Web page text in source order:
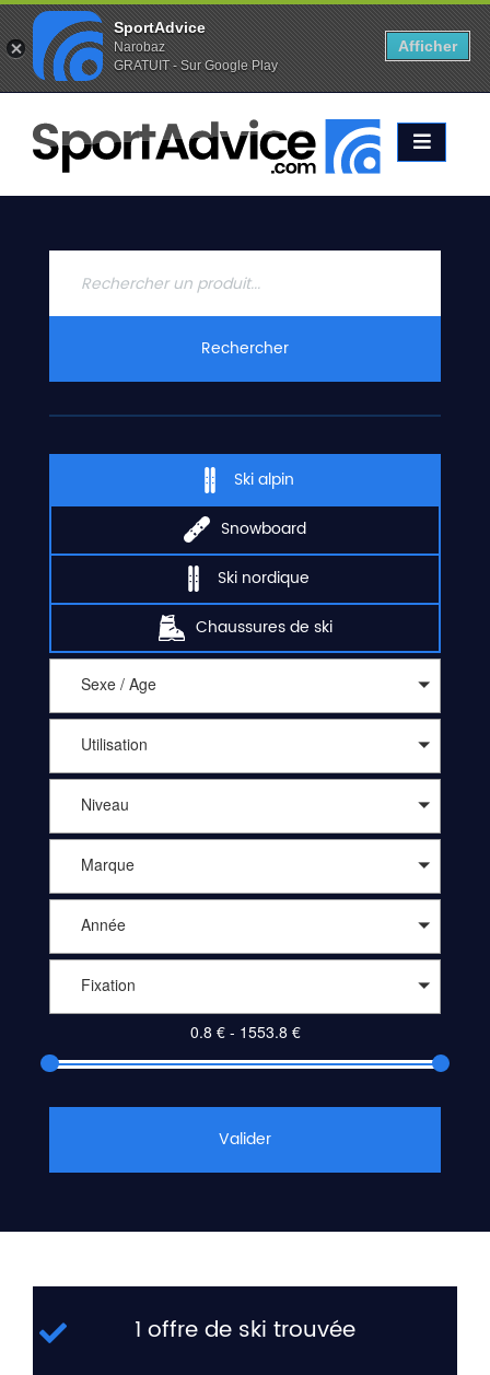
Favoris (0) Alertes (0)
ACCUEIL
SKIS
2020
CONTACT
Rechercher
Ski alpin
Snowboard
Ski nordique
Chaussures de ski
Sexe / Age
Utilisation
Niveau
Marque
Année
Fixation
Valider
1 offre de ski trouvée
SportAdvice
Narobaz
GRATUIT - Sur Google Play
Afficher